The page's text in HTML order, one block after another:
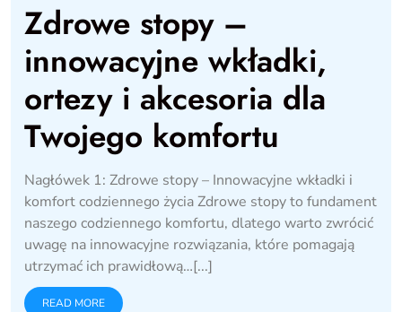
Zdrowe stopy –
innowacyjne wkładki,
ortezy i akcesoria dla
Twojego komfortu
Nagłówek 1: Zdrowe stopy – Innowacyjne wkładki i
komfort codziennego życia Zdrowe stopy to fundament
naszego codziennego komfortu, dlatego warto zwrócić
uwagę na innowacyjne rozwiązania, które pomagają
utrzymać ich prawidłową…[...]
READ MORE